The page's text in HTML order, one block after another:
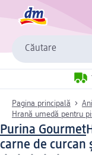
Căutare
Pagina principală
Hrană umedă pentru
Purina Gourmet
carne de curcan